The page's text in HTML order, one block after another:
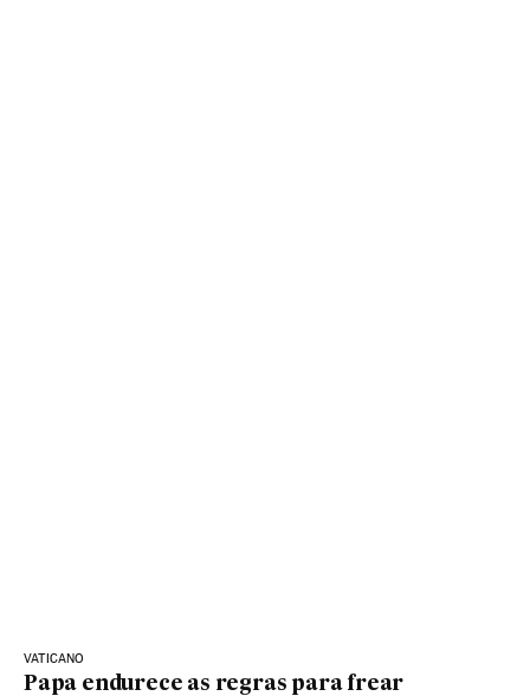
VATICANO
Papa endurece as regras para frear